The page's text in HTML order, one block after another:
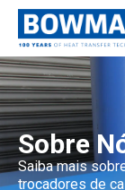
Sobre
Saiba mais
trocadores de